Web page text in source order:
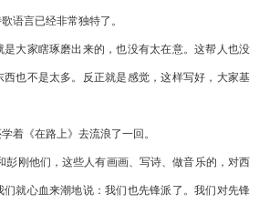
言已经非常独特了。
大家瞎琢磨出来的，也没有太在意。这帮人也没
也不是太多。反正就是感觉，这样写好，大家基
《在路上》去流浪了一回。
刚他们，这些人有画画、写诗、做音乐的，对西
就心血来潮地说：我们也先锋派了。我们对先锋